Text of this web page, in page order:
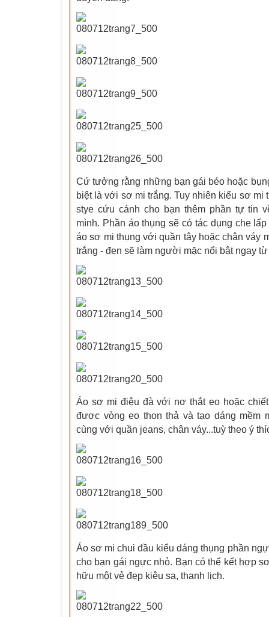
Cứ tưởng rằng những bạn gái béo hoặc
biệt là với sơ mi trắng. Tuy nhiên kiểu sơ mi
stye cứu cánh cho bạn thêm phần tự tin
mình. Phần áo thụng sẽ có tác dụng che
áo sơ mi thụng với quần tây hoặc chân váy
trắng - đen sẽ làm người mặc nổi bật ngay
Áo sơ mi điệu đà với nơ thắt eo hoặc
được vòng eo thon thả và tạo dáng mềm
cùng với quần jeans, chân váy...tuỳ theo ý
Áo sơ mi chui đầu kiểu dáng thụng phần
cho bạn gái ngực nhỏ. Bạn có thể kết hợp
hữu một vẻ đẹp kiêu sa, thanh lịch.